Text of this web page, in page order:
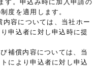
す。申込み時に加入申請の
度を適用します。
容については、当社ホー
申込者に対し申込時に提
補償内容については、当
により申込者に対し申込